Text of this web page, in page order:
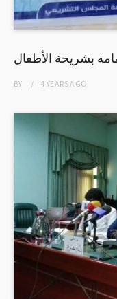
بشريحة الأطفال
BY 4 YEARSAGO